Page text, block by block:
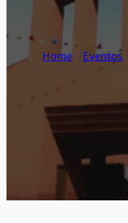
Home /Eventos